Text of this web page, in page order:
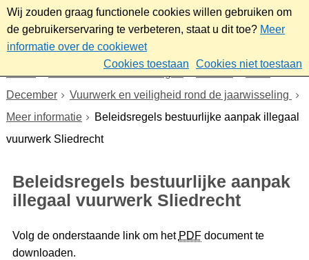
Wij zouden graag functionele cookies willen gebruiken om
de gebruikerservaring te verbeteren, staat u dit toe? Meer
informatie over de cookiewet
Cookies toestaan
Cookies niet toestaan
Nieuws & bekendmakingen Nieuws
2025
December
Vuurwerk en veiligheid rond de jaarwisseling
Meer informatie
Beleidsregels bestuurlijke aanpak illegaal
vuurwerk Sliedrecht
Beleidsregels bestuurlijke aanpak
illegaal vuurwerk Sliedrecht
Volg de onderstaande link om het PDFdocument te
downloaden.